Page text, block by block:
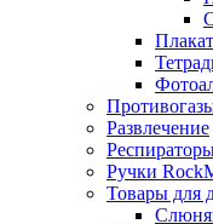
Развлечение
Ручки
Товары для